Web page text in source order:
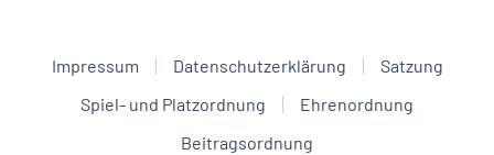
Impressum Datenschutzerklärung
Satzung
Spiel- und Platzordnung
Ehrenordnung
Beitragsordnung